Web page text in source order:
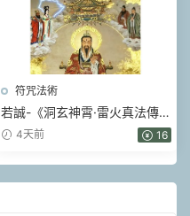
符咒法術
若誠-《洞玄神霄·雷火真法傳承
課》-視頻-文檔pdf
4天前 16